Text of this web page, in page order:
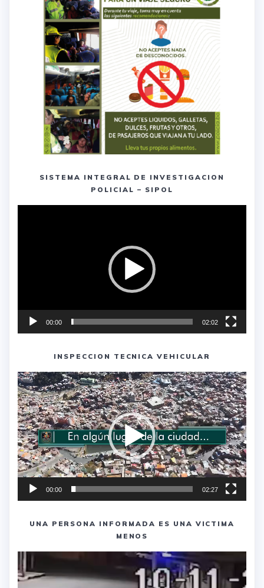
SISTEMA INTEGRAL DE INVESTIGACION
POLICIAL – SIPOL
00:00 02:02
INSPECCION TECNICA VEHICULAR
Reproductor
de
vídeo
00:00 02:27
UNA PERSONA INFORMADA ES UNA VICTIMA
MENOS
Reproductor
de
vídeo